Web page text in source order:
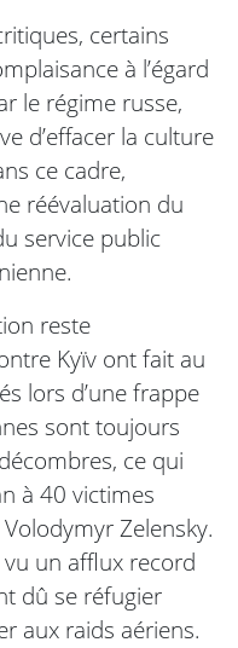
certains
à l’égard
le régime russe,
d’effacer la culture
ce cadre,
réévaluation du
service public
reste
Kyïv ont fait au
lors d’une frappe
sont toujours
ce qui
à 40 victimes
Zelensky.
vu un afflux record
dû se réfugier
aux raids aériens.